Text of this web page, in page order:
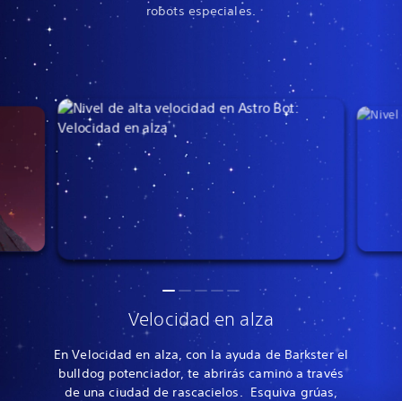
robots especiales.
Velocidad en alza
En Velocidad en alza, con la ayuda de Barkster el
bulldog potenciador, te abrirás camino a través
de una ciudad de rascacielos. Esquiva grúas,